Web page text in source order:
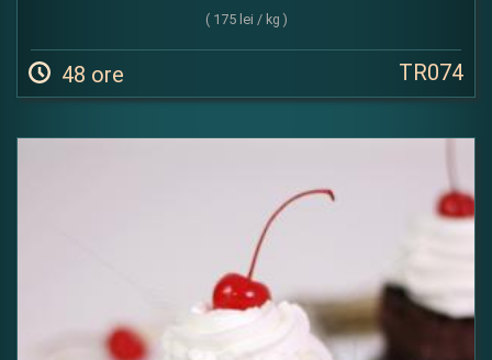
( 175 lei / kg )
48 ore TR074